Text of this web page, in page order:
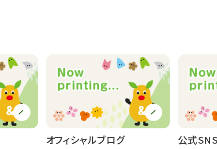
オフィシャルブログ 公式